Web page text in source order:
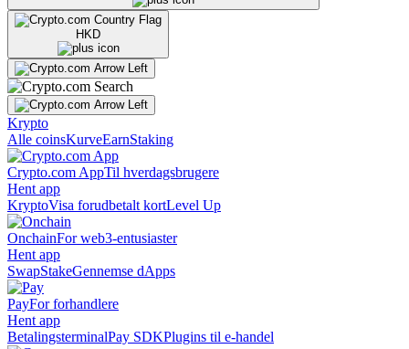
HKD
Krypto
Alle coinsKurveEarnStaking
Crypto.com AppTil hverdagsbrugere
Hent app
KryptoVisa forudbetalt kortLevel Up
OnchainFor web3-entusiaster
Hent app
SwapStakeGennemse dApps
PayFor forhandlere
Hent app
BetalingsterminalPay SDKPlugins til e-handel